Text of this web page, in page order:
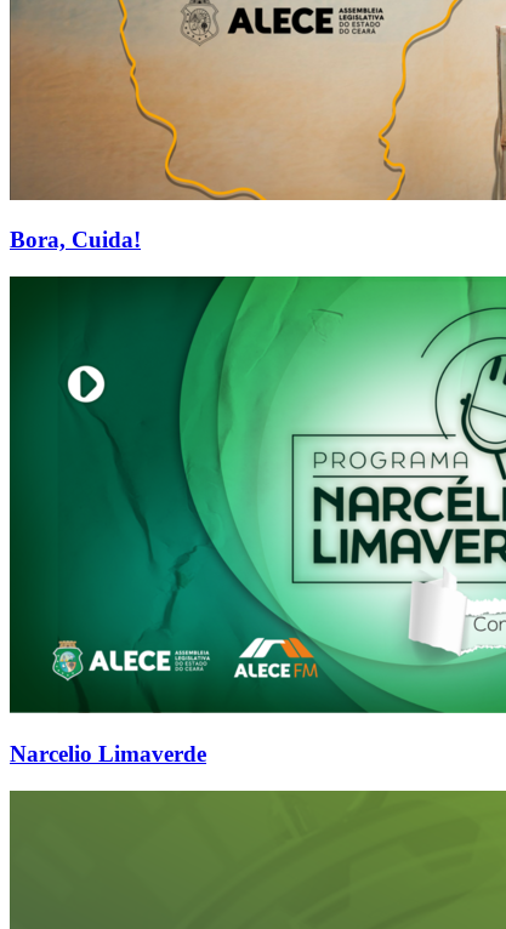
Bora, Cuida!
Narcelio Limaverde